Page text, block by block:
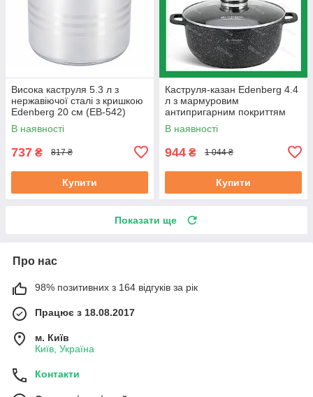
Висока каструля 5.3 л з
нержавіючої сталі з кришкою
Edenberg 20 см (EB-542)
В наявності
737 ₴ 817 ₴
Купити
Каструля-казан Edenberg 4.4
л з мармуровим
антипригарним покриттям
литий алюміній 24 см (EB-
8118)
В наявності
944 ₴ 1 044 ₴
Купити
Показати ще
Про нас
98% позитивних з 164 відгуків за рік
Працює з 18.08.2017
м. Київ
Київ, Україна
Контакти